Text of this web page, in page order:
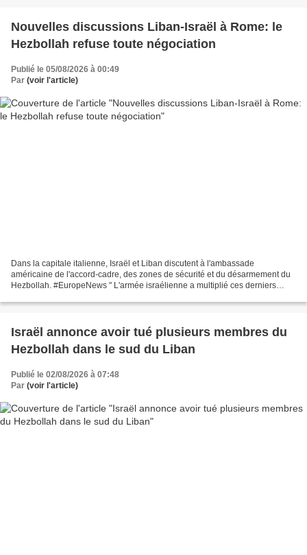
Nouvelles discussions Liban-Israël à Rome: le
Hezbollah refuse toute négociation
Publié le 05/08/2026 à 00:49
Par (voir l'article)
Dans la capitale italienne, Israël et Liban discutent à l'ambassade
américaine de l'accord-cadre, des zones de sécurité et du désarmement du
Hezbollah. #EuropeNews " L'armée israélienne a multiplié ces derniers
Israël annonce avoir tué plusieurs membres du
Hezbollah dans le sud du Liban
Publié le 02/08/2026 à 07:48
Par (voir l'article)